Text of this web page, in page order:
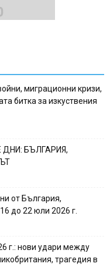
миграционни кризи,
битка за изкуствения
БЪЛГАРИЯ,
от България,
до 22 юли 2026 г.
г.: нови удари между
трагедия в